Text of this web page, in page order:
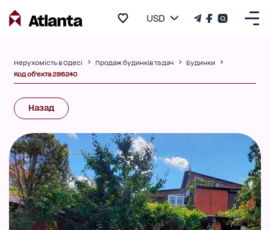
USD
Нерухомість в Одесі Продаж будинків та дач
Будинки
Код об'єкта 286240
Назад